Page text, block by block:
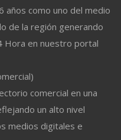
años como uno del medio
de la región generando
Hora en nuestro portal
comercial en una
un alto nivel
medios digitales e